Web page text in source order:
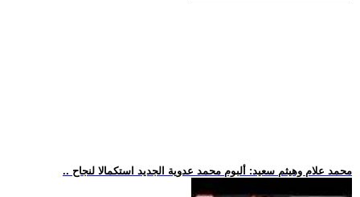
.. محمد علام وهيثم سعيد: ألبوم محمد عدوية الجديد استكمالا لنجاح